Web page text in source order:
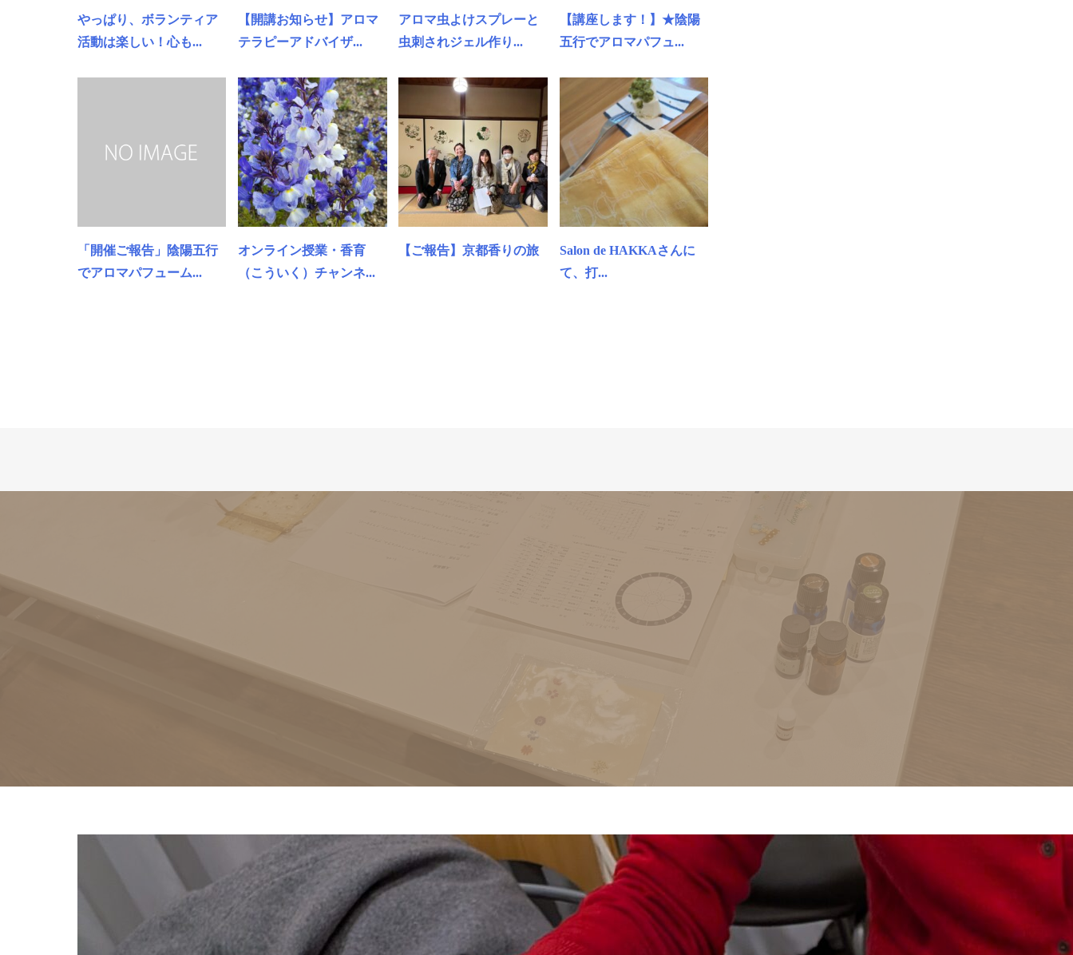
やっぱり、ボランティア
活動は楽しい！心も...
【開講お知らせ】アロマ
テラピーアドバイザ...
アロマ虫よけスプレーと
虫刺されジェル作り...
【講座します！】★陰陽
五行でアロマパフュ...
「開催ご報告」陰陽五行
でアロマパフューム...
オンライン授業・香育
（こういく）チャンネ...
【ご報告】京都香りの旅
Salon de HAKKAさんに
て、打...